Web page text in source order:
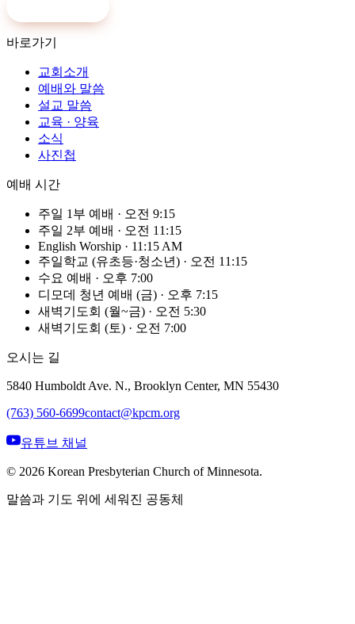
바로가기
교회소개
예배와 말씀
설교 말씀
교육 · 양육
소식
사진첩
예배 시간
주일 1부 예배 · 오전 9:15
주일 2부 예배 · 오전 11:15
English Worship · 11:15 AM
주일학교 (유초등·청소년) · 오전 11:15
수요 예배 · 오후 7:00
디모데 청년 예배 (금) · 오후 7:15
새벽기도회 (월~금) · 오전 5:30
새벽기도회 (토) · 오전 7:00
오시는 길
5840 Humboldt Ave. N., Brooklyn Center, MN 55430
(763) 560-6699contact@kpcm.org
유튜브 채널
© 2026 Korean Presbyterian Church of Minnesota.
말씀과 기도 위에 세워진 공동체